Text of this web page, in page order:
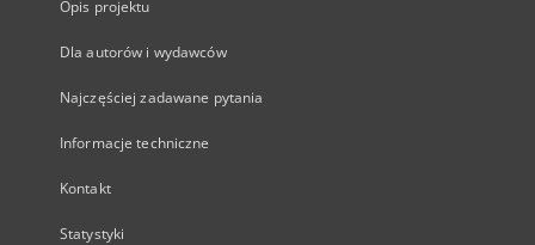
Opis projektu
Dla autorów i wydawców
Najczęściej zadawane pytania
Informacje techniczne
Kontakt
Statystyki